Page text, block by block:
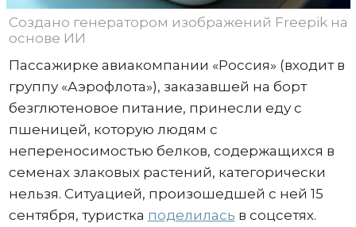
Создано генератором изображений Freepik на
основе ИИ
Пассажирке авиакомпании «Россия» (входит в
группу «Аэрофлота»), заказавшей на борт
безглютеновое питание, принесли еду с
пшеницей, которую людям с
непереносимостью белков, содержащихся в
семенах злаковых растений, категорически
нельзя. Ситуацией, произошедшей с ней 15
сентября, туристка поделилась в соцсетях.